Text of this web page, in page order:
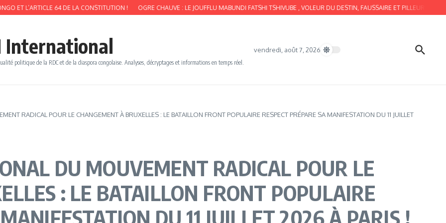
64 DE LA CONSTITUTION ! OGRE CHAUVE : LE JOUFFLU MABUNDI FATSHI TSHIVUBE , VOLEUR DU DESTIN, FAUSSAIRE ET PILLEUR, EST BIPOLAIRE !
International
politique de la RDC et de la diaspora congolaise. Analyses, décryptages et informations en temps réel.
vendredi, août 7, 2026
RADICAL POUR LE CHANGEMENT À BRUXELLES : LE BATAILLON FRONT POPULAIRE RESPECT PRÉPARE SA MANIFESTATION DU 11 JUILLET
DU MOUVEMENT RADICAL POUR LE
: LE BATAILLON FRONT POPULAIRE
DU 11 JUILLET 2026 À PARIS !